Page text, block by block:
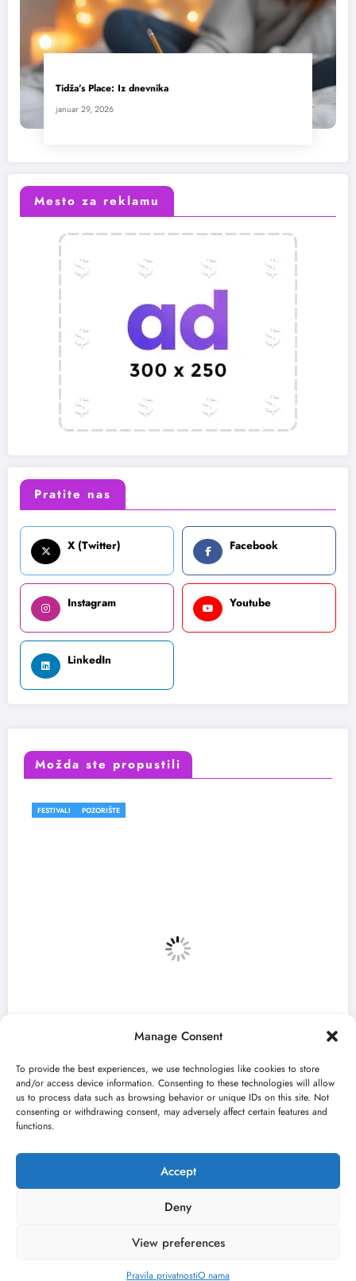
Manage Consent
To provide the best experiences, we use technologies like cookies to store
and/or access device information. Consenting to these technologies will allow
us to process data such as browsing behavior or unique IDs on this site. Not
consenting or withdrawing consent, may adversely affect certain features and
functions.
Accept
Deny
View preferences
Pravila privatnostiO nama
Tidža’s Place: Iz dnevnika
januar 29, 2026
Mesto za reklamu
Pratite nas
X (Twitter) Facebook
Instagram Youtube
LinkedIn
Možda ste propustili
Bitef u
„Najveći mali festival u
jun 23, 2026
O nama Uslovi
Kontakt
Kulturni kišobran| Powered BySpiceThemes